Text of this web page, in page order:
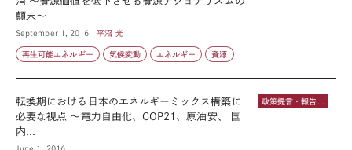
顛末～
September 1, 2016 平沼 光
再生可能エネルギー 気候変動 エネルギー 資源
政策提言・報告書
転換期における日本のエネルギーミックス構築に
必要な視点 ～電力自由化、COP21、原油安、 国
内...
June 1, 2016